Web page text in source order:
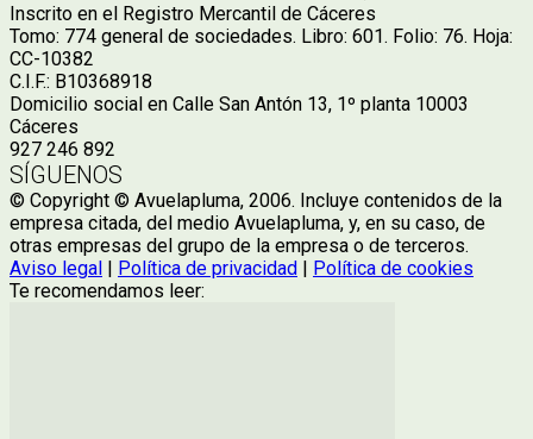
Inscrito en el Registro Mercantil de Cáceres
Tomo: 774 general de sociedades. Libro: 601. Folio: 76. Hoja:
CC-10382
C.I.F.: B10368918
Domicilio social en Calle San Antón 13, 1º planta 10003
Cáceres
927 246 892
SÍGUENOS
© Copyright © Avuelapluma, 2006. Incluye contenidos de la
empresa citada, del medio Avuelapluma, y, en su caso, de
otras empresas del grupo de la empresa o de terceros.
Aviso legal
Política de privacidad
Política de cookies
Te recomendamos leer: